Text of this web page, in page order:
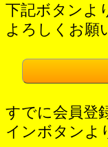
下記ボタンよ
よろしくお願
すでに会員登
インボタンよ